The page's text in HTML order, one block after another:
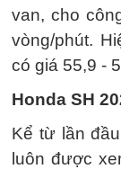
van, cho
vòng/phút.
có giá 55,9 -
Honda SH
Kể từ lần
luôn được